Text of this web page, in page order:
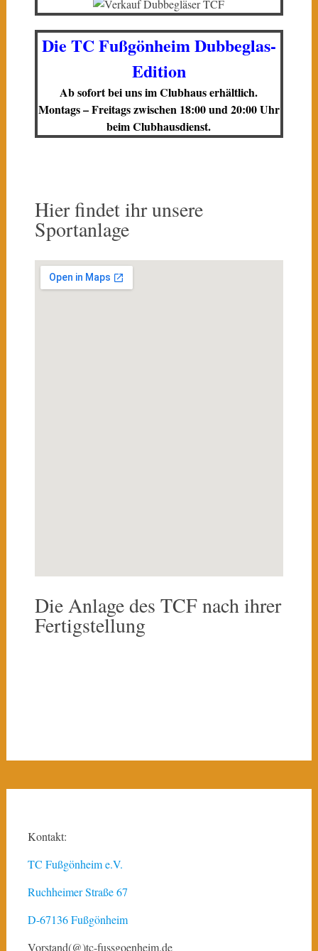
Die TC Fußgönheim Dubbeglas-
Edition
Ab sofort bei uns im Clubhaus erhältlich.
Montags – Freitags zwischen 18:00 und 20:00 Uhr
beim Clubhausdienst.
Hier findet ihr unsere
Sportanlage
Die Anlage des TCF nach ihrer
Fertigstellung
Kontakt:
TC Fußgönheim e.V.
Ruchheimer Straße 67
D-67136 Fußgönheim
Vorstand(@)tc-fussgoenheim.de